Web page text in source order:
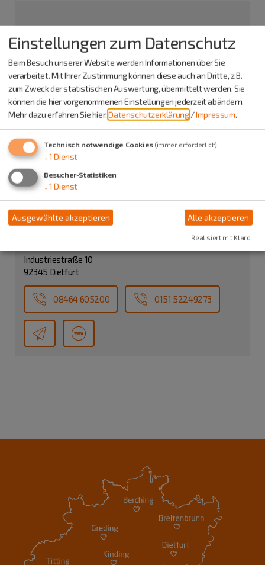
Franziskuspark
Dr.-Pröll-Weg
92345 Dietfurt
Veranstalter
Industriestraße 10
92345 Dietfurt
08464 605200 0151 52249273
Einstellungen zum Datenschutz
Beim Besuch unserer Website werden Informationen über Sie
verarbeitet. Mit Ihrer Zustimmung können diese auch an Dritte, z.B.
zum Zweck der statistischen Auswertung, übermittelt werden. Sie
können die hier vorgenommenen Einstellungen jederzeit abändern.
Mehr dazu erfahren Sie hier:Datenschutzerklärung /Impressum.
Technisch notwendige Cookies (immer erforderlich)
↓ 1 Dienst
Besucher-Statistiken
↓ 1 Dienst
Ausgewählte akzeptieren Alle akzeptieren
Realisiert mit Klaro!